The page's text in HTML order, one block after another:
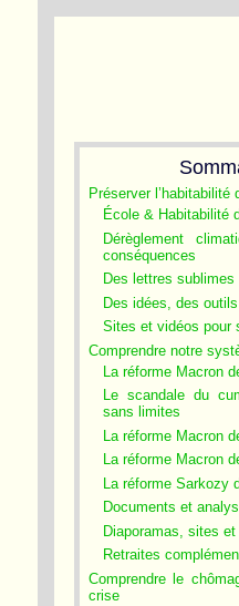
Préserver l’habitabilité
École & Habitabilité
Dérèglement
conséquences
Des lettres sublimes
Des idées, des
Sites et vidéos pour
Comprendre notre
La réforme Macron
Le scandale du
sans limites
La réforme Macron
La réforme Macron
La réforme Sarkozy
Documents et
Diaporamas, sites et
Retraites
Comprendre le
crise